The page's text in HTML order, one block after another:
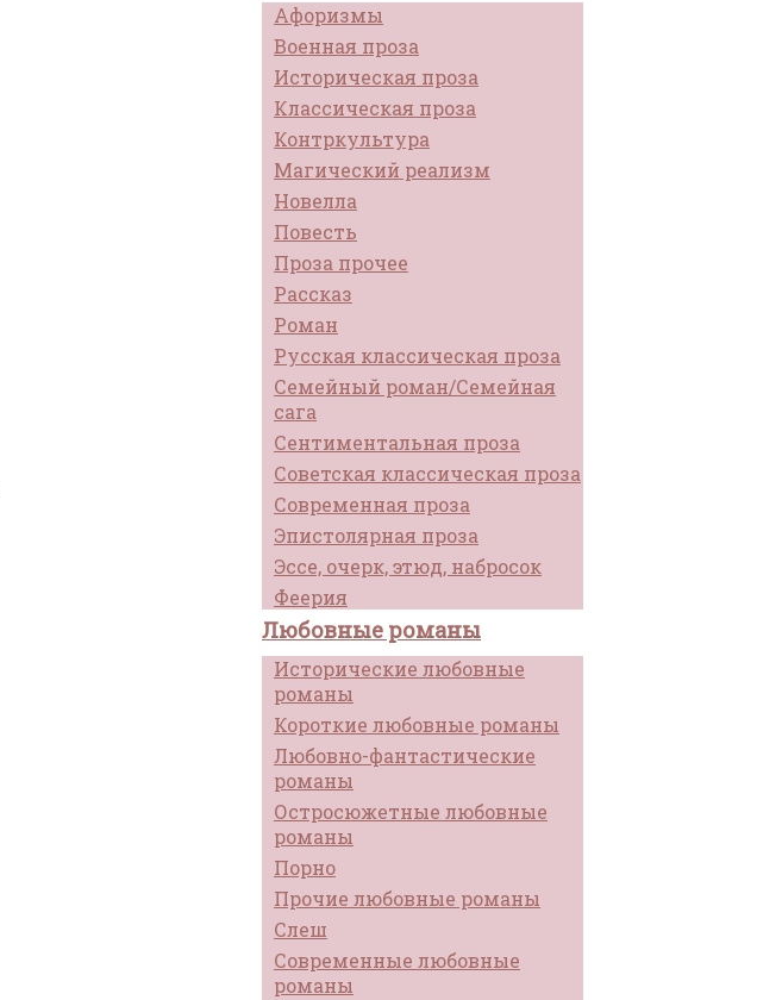
Афоризмы
Военная проза
Историческая проза
Классическая проза
Контркультура
Магический реализм
Новелла
Повесть
Проза прочее
Рассказ
Роман
Русская классическая проза
Семейный роман/Семейная
сага
Сентиментальная проза
Советская классическая проза
Современная проза
Эпистолярная проза
Эссе, очерк, этюд, набросок
Феерия
Любовные романы
Исторические любовные
романы
Короткие любовные романы
Любовно-фантастические
романы
Остросюжетные любовные
романы
Порно
Прочие любовные романы
Слеш
Современные любовные
романы